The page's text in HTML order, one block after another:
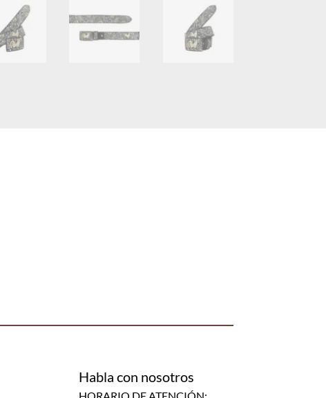
Habla con nosotros
HORARIO DE ATENCIÓN: